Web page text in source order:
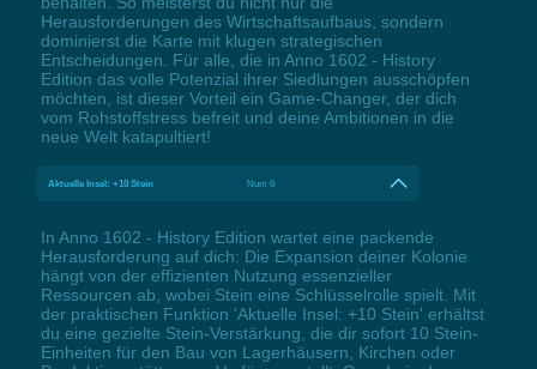
Herausforderungen des Wirtschaftsaufbaus, sondern
dominierst die Karte mit klugen strategischen
Entscheidungen. Für alle, die in Anno 1602 - History
Edition das volle Potenzial ihrer Siedlungen ausschöpfen
möchten, ist dieser Vorteil ein Game-Changer, der dich
vom Rohstoffstress befreit und deine Ambitionen in die
neue Welt katapultiert!
Aktuelle Insel: +10 Stein Num 6
In Anno 1602 - History Edition wartet eine packende
Herausforderung auf dich: Die Expansion deiner Kolonie
hängt von der effizienten Nutzung essenzieller
Ressourcen ab, wobei Stein eine Schlüsselrolle spielt. Mit
der praktischen Funktion 'Aktuelle Insel: +10 Stein' erhältst
du eine gezielte Stein-Verstärkung, die dir sofort 10 Stein-
Einheiten für den Bau von Lagerhäusern, Kirchen oder